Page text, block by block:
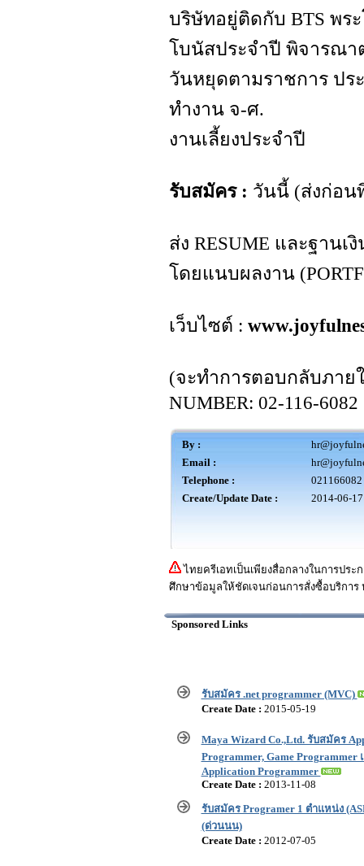
บริษัทอยู่ติดกับ BTS พร
โบนัสประจำปี พิจารณาต
วันหยุดตามราชการ ปร
ทำงาน จ-ศ.
งานเลี้ยงประจำปี
รับสมัคร : วันนี้ (ส่งก่อ
ส่ง RESUME และฐาน
โดยแนบผลงาน
เว็บไซต์ :
(จะทำการตอบกลับภาย
NUMBER: 02-116-6082
By :
Email :
Telephone :
021166082
Create/Update Date :
2014-06-
ไทยครีเอทเป็นเพียงสื่อกลางในการปร
ศึกษาข้อมูลให้ชัดเจนก่อนการสั่งซื้อบริการ
Sponsored Links
รับสมัคร .net programmer (MVC)
Create Date : 2015-05-19
Maya Wizard Co.,Ltd. รับสมัคร
Programmer, Game Programmer
Application Programmer
Create Date : 2013-11-08
รับสมัคร Programer 1 ตำแหน่ง
(ด่วนนน)
Create Date : 2012-07-05